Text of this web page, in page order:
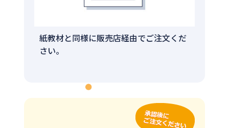
紙教材と同様に販売店経由でご注文くだ
さい。